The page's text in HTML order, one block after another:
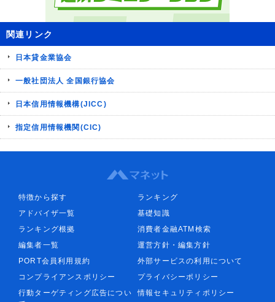
関連リンク
日本貸金業協会
一般社団法人 全国銀行協会
日本信用情報機構(JICC)
指定信用情報機関(CIC)
特徴から探す
ランキング
アドバイザ一覧
基礎知識
ランキング根拠
消費者金融ATM検索
編集者一覧
運営方針・編集方針
PORT会員利用規約
外部サービスの利用について
コンプライアンスポリシー
プライバシーポリシー
行動ターゲティング広告につい
情報セキュリティポリシー